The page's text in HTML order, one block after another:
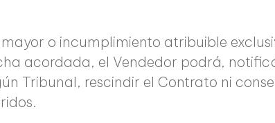
o incumplimiento atribuible
acordada, el Vendedor podrá,
Tribunal, rescindir el Contrato ni